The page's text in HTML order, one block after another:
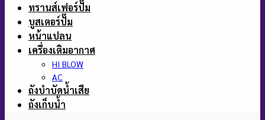
ทรานส์เฟอร์ปั๊ม
บูสเตอร์ปั๊ม
หน้าแปลน
เครื่องเติมอากาศ
HI BLOW
AC
ถังบำบัดน้ำเสีย
ถังเก็บน้ำ